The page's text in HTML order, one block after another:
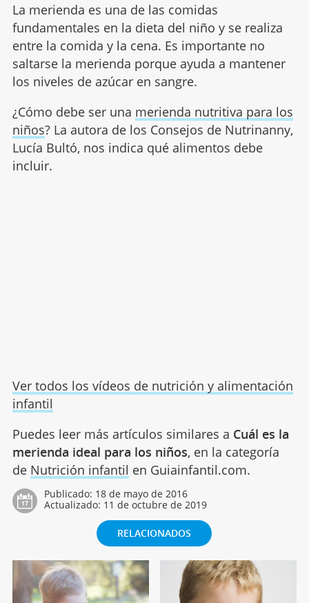
La merienda es una de las comidas
fundamentales en la dieta del niño y se realiza
entre la comida y la cena. Es importante no
saltarse la merienda porque ayuda a mantener
los niveles de azúcar en sangre.
¿Cómo debe ser una merienda nutritiva para los
niños? La autora de los Consejos de Nutrinanny,
Lucía Bultó, nos indica qué alimentos debe
incluir.
Ver todos los vídeos de nutrición y alimentación
infantil
Puedes leer más artículos similares a Cuál es la
merienda ideal para los niños, en la categoría
de Nutrición infantil en Guiainfantil.com.
Publicado: 18 de mayo de 2016
Actualizado: 11 de octubre de 2019
RELACIONADOS